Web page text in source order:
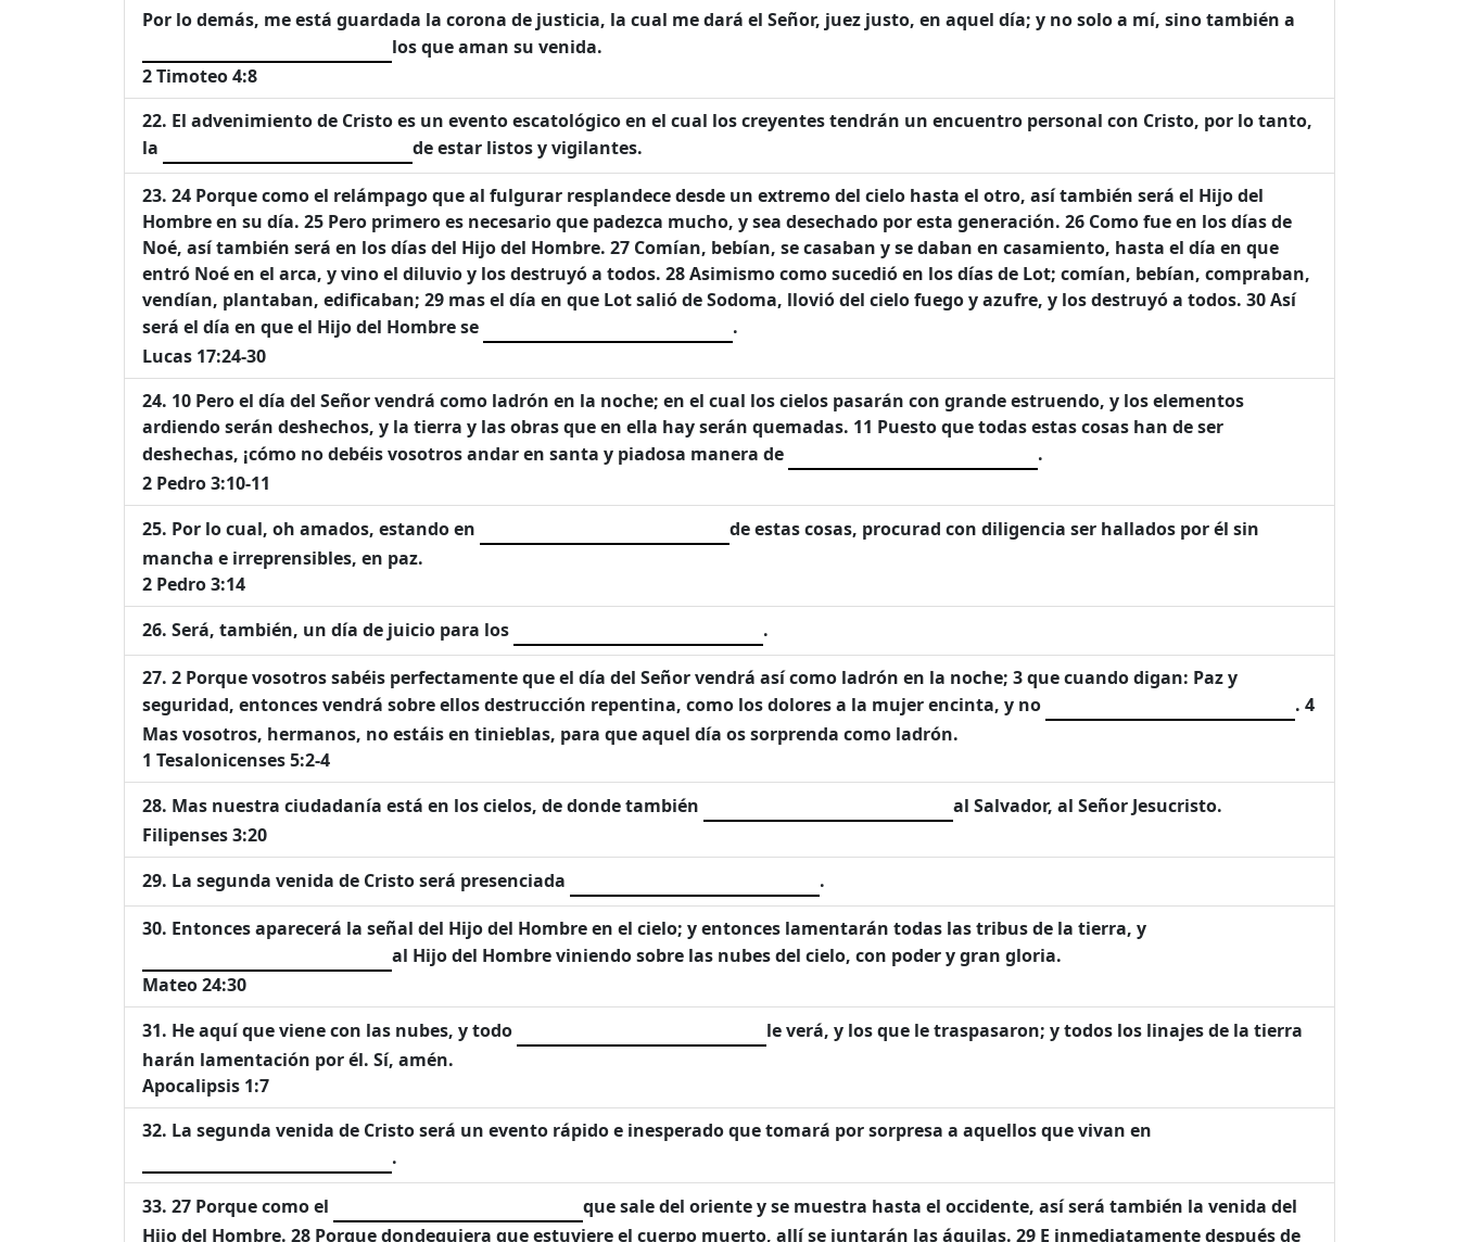
Por lo demás, me está guardada la corona de justicia, la cual me dará el Señor, juez justo, en aquel día; y no solo a mí, sino también a
los que aman su venida.
2 Timoteo 4:8
El advenimiento de Cristo es un evento escatológico en el cual los creyentes tendrán un encuentro personal con Cristo, por lo tanto,
la
de estar listos y vigilantes.
24 Porque como el relámpago que al fulgurar resplandece desde un extremo del cielo hasta el otro, así también será el Hijo del
Hombre en su día. 25 Pero primero es necesario que padezca mucho, y sea desechado por esta generación. 26 Como fue en los días de
Noé, así también será en los días del Hijo del Hombre. 27 Comían, bebían, se casaban y se daban en casamiento, hasta el día en que
entró Noé en el arca, y vino el diluvio y los destruyó a todos. 28 Asimismo como sucedió en los días de Lot; comían, bebían, compraban,
vendían, plantaban, edificaban; 29 mas el día en que Lot salió de Sodoma, llovió del cielo fuego y azufre, y los destruyó a todos. 30 Así
será el día en que el Hijo del Hombre se
.
Lucas 17:24-30
10 Pero el día del Señor vendrá como ladrón en la noche; en el cual los cielos pasarán con grande estruendo, y los elementos
ardiendo serán deshechos, y la tierra y las obras que en ella hay serán quemadas. 11 Puesto que todas estas cosas han de ser
deshechas, ¡cómo no debéis vosotros andar en santa y piadosa manera de
.
2 Pedro 3:10-11
Por lo cual, oh amados, estando en
de estas cosas, procurad con diligencia ser hallados por él sin
mancha e irreprensibles, en paz.
2 Pedro 3:14
Será, también, un día de juicio para los
.
2 Porque vosotros sabéis perfectamente que el día del Señor vendrá así como ladrón en la noche; 3 que cuando digan: Paz y
seguridad, entonces vendrá sobre ellos destrucción repentina, como los dolores a la mujer encinta, y no
. 4
Mas vosotros, hermanos, no estáis en tinieblas, para que aquel día os sorprenda como ladrón.
1 Tesalonicenses 5:2-4
Mas nuestra ciudadanía está en los cielos, de donde también
al Salvador, al Señor Jesucristo.
Filipenses 3:20
La segunda venida de Cristo será presenciada
.
Entonces aparecerá la señal del Hijo del Hombre en el cielo; y entonces lamentarán todas las tribus de la tierra, y
al Hijo del Hombre viniendo sobre las nubes del cielo, con poder y gran gloria.
Mateo 24:30
He aquí que viene con las nubes, y todo
le verá, y los que le traspasaron; y todos los linajes de la tierra
harán lamentación por él. Sí, amén.
Apocalipsis 1:7
La segunda venida de Cristo será un evento rápido e inesperado que tomará por sorpresa a aquellos que vivan en
.
27 Porque como el
que sale del oriente y se muestra hasta el occidente, así será también la venida del
Hijo del Hombre. 28 Porque dondequiera que estuviere el cuerpo muerto, allí se juntarán las águilas. 29 E inmediatamente después de